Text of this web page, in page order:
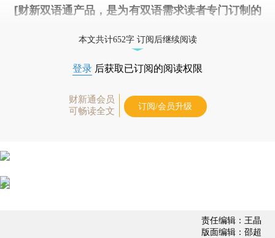
[财新双语通产品，是为有双语需求读者专门订制的
本文共计652字 订阅后继续阅读
登录 后获取已订阅的阅读权限
财新通会员
可畅读全文
订阅/会员升级
责任编辑：王晶
版面编辑：邵超